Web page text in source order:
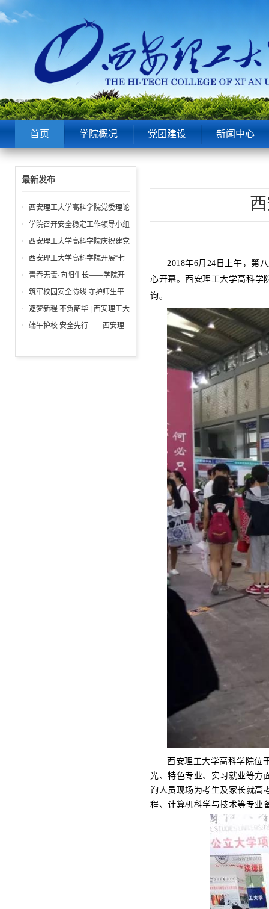
首页 学院概况 党团建设 新闻中心
2018年6月24日上午，第
心开幕。 西安理工大学高科学
询。
西安理工大学高科学院位
光、特色专业、实习就业等方
询人员现场为考生及家长就高
程、计算机科学与技术等专业
最新发布
西安理工大学高科学院党委理论
中心组第6次学习聚焦“潜绩”与
“显绩”
学院召开安全稳定工作领导小组
会议 全面部署暑期及秋季开学
校园安全工作
西安理工大学高科学院庆祝建党
105周年暨“七一”表彰大会圆满
举行
西安理工大学高科学院开展“七
一”前夕走访慰问困难学生党员
活动
青春无毒·向阳生长——学院开
展“6・26”国际禁毒日沉浸式主
题宣教活动
筑牢校园安全防线 守护师生平
安校园 ——西安理工大学高科
学院开展消防安全专项检查
逐梦新程 不负韶华 | 西安理工大
学高科学院2026届毕业典礼暨
端午护校 安全先行——西安理
项培训